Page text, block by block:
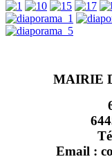
MAIRIE
Email :